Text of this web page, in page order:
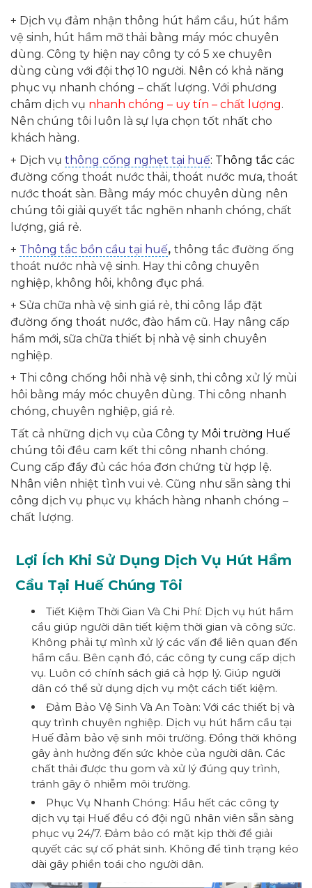
+ Dịch vụ đảm nhận thông hút hầm cầu, hút hầm
vệ sinh, hút hầm mỡ thải bằng máy móc chuyên
dùng. Công ty hiện nay công ty có 5 xe chuyên
dùng cùng với đội thợ 10 người. Nên có khả năng
phục vụ nhanh chóng – chất lượng. Với phương
châm dịch vụ nhanh chóng – uy tín – chất lượng.
Nên chúng tôi luôn là sự lựa chọn tốt nhất cho
khách hàng.
+ Dịch vụ thông cống nghẹt tại huế: Thông tắc các
đường cống thoát nước thải, thoát nước mưa, thoát
nước thoát sàn. Bằng máy móc chuyên dùng nên
chúng tôi giải quyết tắc nghẽn nhanh chóng, chất
lượng, giá rẻ.
+ Thông tắc bồn cầu tại huế, thông tắc đường ống
thoát nước nhà vệ sinh. Hay thi công chuyên
nghiệp, không hôi, không đục phá.
+ Sửa chữa nhà vệ sinh giá rẻ, thi công lắp đặt
đường ống thoát nước, đào hầm cũ. Hay nâng cấp
hầm mới, sữa chữa thiết bị nhà vệ sinh chuyên
nghiệp.
+ Thi công chống hôi nhà vệ sinh, thi công xử lý mùi
hôi bằng máy móc chuyên dùng. Thi công nhanh
chóng, chuyên nghiệp, giá rẻ.
Tất cả những dịch vụ của Công ty Môi trường Huế
chúng tôi đều cam kết thi công nhanh chóng.
Cung cấp đầy đủ các hóa đơn chứng từ hợp lệ.
Nhân viên nhiệt tình vui vẻ. Cũng như sẵn sàng thi
công dịch vụ phục vụ khách hàng nhanh chóng –
chất lượng.
Lợi Ích Khi Sử Dụng Dịch Vụ Hút Hầm
Cầu Tại Huế Chúng Tôi
Tiết Kiệm Thời Gian Và Chi Phí: Dịch vụ hút hầm
cầu giúp người dân tiết kiệm thời gian và công sức.
Không phải tự mình xử lý các vấn đề liên quan đến
hầm cầu. Bên cạnh đó, các công ty cung cấp dịch
vụ. Luôn có chính sách giá cả hợp lý. Giúp người
dân có thể sử dụng dịch vụ một cách tiết kiệm.
Đảm Bảo Vệ Sinh Và An Toàn: Với các thiết bị và
quy trình chuyên nghiệp. Dịch vụ hút hầm cầu tại
Huế đảm bảo vệ sinh môi trường. Đồng thời không
gây ảnh hưởng đến sức khỏe của người dân. Các
chất thải được thu gom và xử lý đúng quy trình,
tránh gây ô nhiễm môi trường.
Phục Vụ Nhanh Chóng: Hầu hết các công ty
dịch vụ tại Huế đều có đội ngũ nhân viên sẵn sàng
phục vụ 24/7. Đảm bảo có mặt kịp thời để giải
quyết các sự cố phát sinh. Không để tình trạng kéo
dài gây phiền toái cho người dân.